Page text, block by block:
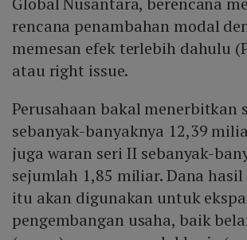
rencana penambahan modal
memesan efek terlebih dahulu
atau right issue.
Perusahaan bakal menerbitkan
sebanyak-banyaknya 12,39
juga waran seri II sebanyak-
sejumlah 1,85 miliar. Dana hasil
itu akan digunakan untuk
pengembangan usaha, baik